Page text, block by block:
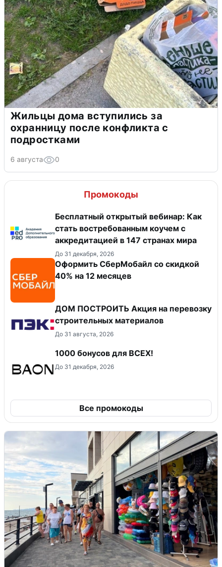
Жильцы дома вступились за
охранницу после конфликта с
подростками
6 августа 0
Промокоды
Бесплатный открытый вебинар: Как
стать востребованным коучем с
аккредитацией в 147 странах мира
До 31 декабря, 2026
Оформить СберМобайл со скидкой
40% на 12 месяцев
ДОМ ПОСТРОИТЬ Акция на перевозку
строительных материалов
До 31 августа, 2026
1000 бонусов для ВСЕХ!
До 31 декабря, 2026
Все промокоды